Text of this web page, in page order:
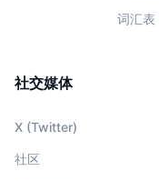
词汇表
社交媒体
X (Twitter)
社区